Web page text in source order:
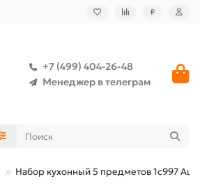
₽
+7 (499) 404-26-48
Менеджер в телеграм
Набор кухонный 5 предметов 1с997 Аша